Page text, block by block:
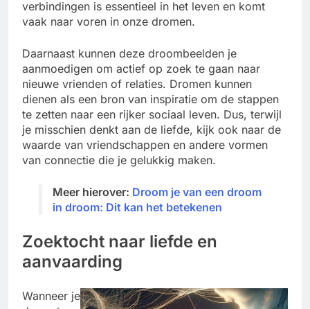
verbindingen is essentieel in het leven en komt
vaak naar voren in onze dromen.
Daarnaast kunnen deze droombeelden je
aanmoedigen om actief op zoek te gaan naar
nieuwe vrienden of relaties. Dromen kunnen
dienen als een bron van inspiratie om de stappen
te zetten naar een rijker sociaal leven. Dus, terwijl
je misschien denkt aan de liefde, kijk ook naar de
waarde van vriendschappen en andere vormen
van connectie die je gelukkig maken.
Meer hierover: Droom je van een droom
in droom: Dit kan het betekenen
Zoektocht naar liefde en
aanvaarding
Wanneer je